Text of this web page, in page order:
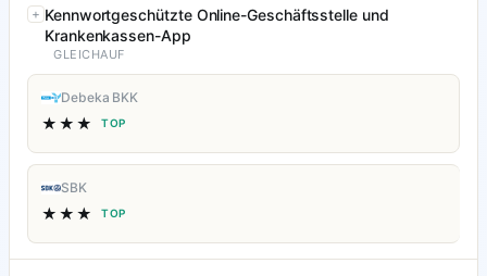
Kennwortgeschützte Online-Geschäftsstelle und
Krankenkassen-App
GLEICHAUF
Debeka BKK
★★★ TOP
SBK
★★★ TOP